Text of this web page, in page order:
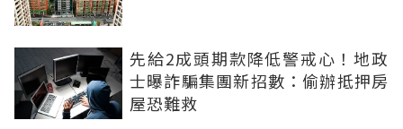
先給2成頭期款降低警戒心！地政
士曝詐騙集團新招數：偷辦抵押房
屋恐難救